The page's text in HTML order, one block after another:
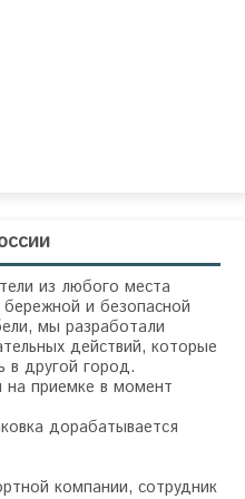
из любого места
и безопасной
мы разработали
действий, которые
в другой город.
на приемке в момент
дорабатывается
компании, сотрудник